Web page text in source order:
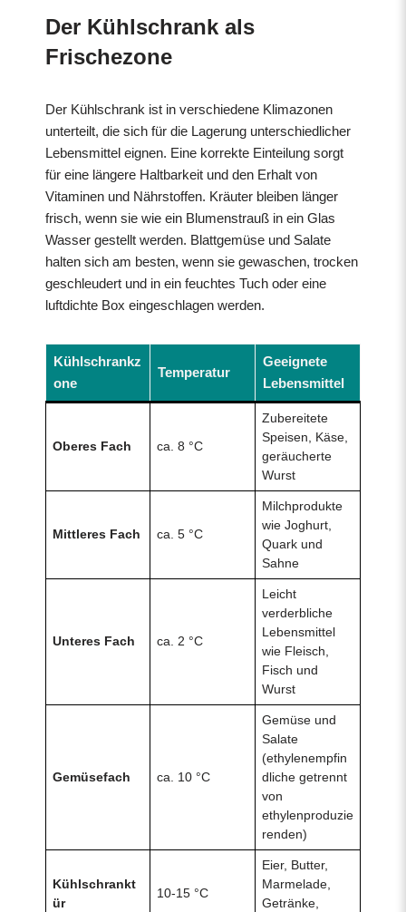
Der Kühlschrank als
Frischezone
Der Kühlschrank ist in verschiedene Klimazonen
unterteilt, die sich für die Lagerung unterschiedlicher
Lebensmittel eignen. Eine korrekte Einteilung sorgt
für eine längere Haltbarkeit und den Erhalt von
Vitaminen und Nährstoffen. Kräuter bleiben länger
frisch, wenn sie wie ein Blumenstrauß in ein Glas
Wasser gestellt werden. Blattgemüse und Salate
halten sich am besten, wenn sie gewaschen, trocken
geschleudert und in ein feuchtes Tuch oder eine
luftdichte Box eingeschlagen werden.
Kühlschrankz
one
Temperatur
Geeignete
Lebensmittel
Oberes Fach ca. 8 °C
Zubereitete
Speisen, Käse,
geräucherte
Wurst
Mittleres Fach ca. 5 °C
Milchprodukte
wie Joghurt,
Quark und
Sahne
Unteres Fach ca. 2 °C
Leicht
verderbliche
Lebensmittel
wie Fleisch,
Fisch und
Wurst
Gemüsefach ca. 10 °C
Gemüse und
Salate
(ethylenempfin
dliche getrennt
von
ethylenproduzie
renden)
Kühlschrankt
ür
10-15 °C
Eier, Butter,
Marmelade,
Getränke,